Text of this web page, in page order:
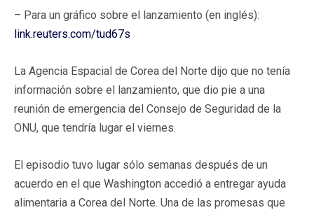
– Para un gráfico sobre el lanzamiento (en inglés):
link.reuters.com/tud67s
La Agencia Espacial de Corea del Norte dijo que no tenía
información sobre el lanzamiento, que dio pie a una
reunión de emergencia del Consejo de Seguridad de la
ONU, que tendría lugar el viernes.
El episodio tuvo lugar sólo semanas después de un
acuerdo en el que Washington accedió a entregar ayuda
alimentaria a Corea del Norte. Una de las promesas que